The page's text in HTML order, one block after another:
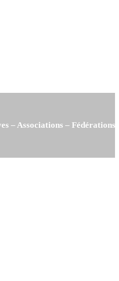
– Associations – Fédérations